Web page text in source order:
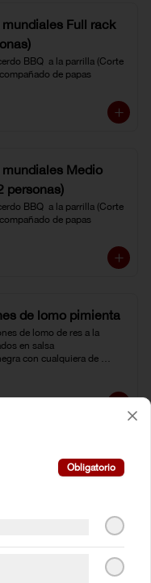
Full rack
BBQ  a la parrilla (Corte
de papas
Medio
personas)
BBQ  a la parrilla (Corte
de papas
de lomo pimienta
de lomo de res a la
en salsa
con cualquiera de
de lomo tocineta
de lomo de res a la
Obligatorio